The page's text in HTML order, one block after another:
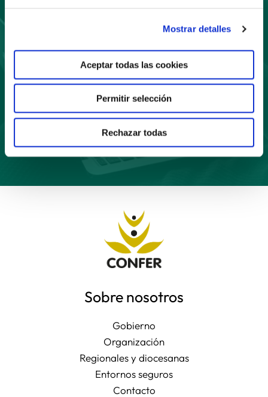
Mostrar detalles
Aceptar todas las cookies
Permitir selección
Rechazar todas
Suscríbete
a nuestro boletín
Sobre nosotros
Gobierno
Organización
Regionales y diocesanas
Entornos seguros
Contacto